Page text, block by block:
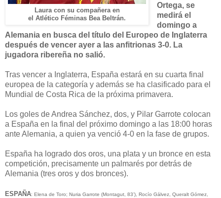
Laura con su compañera en
el Atlético Féminas Bea Beltrán.
Ortega, se
medirá el
domingo a
Alemania en busca del título del Europeo de Inglaterra
después de vencer ayer a las anfitrionas 3-0. La
jugadora ribereña no salió.
Tras vencer a Inglaterra, España estará en su cuarta final
europea de la categoría y además se ha clasificado para el
Mundial de Costa Rica de la próxima primavera.
Los goles de Andrea Sánchez, dos, y Pilar Garrote colocan
a España en la final del próximo domingo a las 18:00 horas
ante Alemania, a quien ya venció 4-0 en la fase de grupos.
España ha logrado dos oros, una plata y un bronce en esta
competición, precisamente un palmarés por detrás de
Alemania (tres oros y dos bronces).
ESPAÑA: Elena de Toro; Nuria Garrote (Montagut, 83’), Rocío Gálvez, Queralt Gómez,